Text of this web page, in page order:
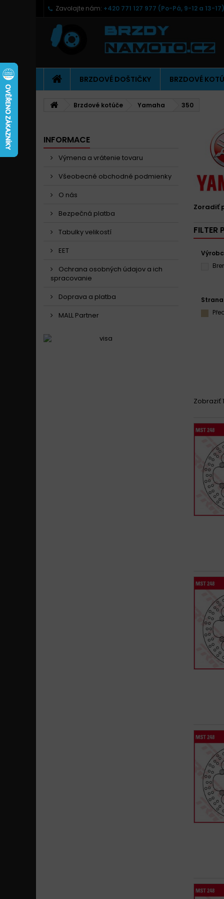
Zavolajte nám: +420 771 127 977 (Po-Pá, 9-12 a 13-17)
BRZDOVÉ DOŠTIČKY BRZDOVÉ
Brzdové kotúče Yamaha 350
INFORMACE
Výmena a vrátenie tovaru
Všeobecné obchodné podmienky
O nás
Bezpečná platba
Tabulky velikostí
EET
Ochrana osobných údajov a ich
spracovanie
Doprava a platba
MALL Partner
Zoradiť
FILTER
Strana
Zobraziť